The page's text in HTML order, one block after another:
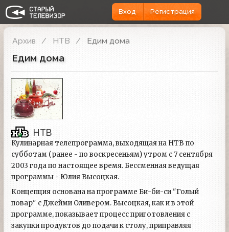
Вход Регистрация
Архив НТВ Едим дома
Едим дома
НТВ
Кулинарная телепрограмма, выходящая на НТВ по
субботам (ранее - по воскресеньям) утром с 7 сентября
2003 года по настоящее время. Бессменная ведущая
программы - Юлия Высоцкая.
Концепция основана на программе Би-би-си "Голый
повар" с Джейми Оливером. Высоцкая, как и в этой
программе, показывает процесс приготовления с
закупки продуктов до подачи к столу, приправляя